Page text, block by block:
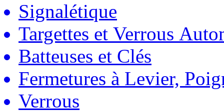
Signalétique
Targettes et Verrous
Batteuses et Clés
Fermetures à Levier,
Verrous